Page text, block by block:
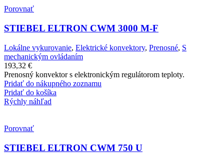
Porovnať
STIEBEL ELTRON CWM 3000 M-F
Lokálne vykurovanie, Elektrické konvektory, Prenosné, S
mechanickým ovládaním
193,32 €
Prenosný konvektor s elektronickým regulátorom teploty.
Pridať do nákupného zoznamu
Pridať do košíka
Rýchly náhľad
Porovnať
STIEBEL ELTRON CWM 750 U